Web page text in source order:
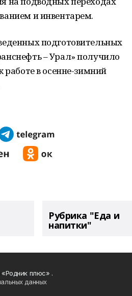
и инвентарем.
подготовительных
– Урал» получило
работе в осенне-зимний
Рубрика "Еда и
напитки"
плюс» .
данных